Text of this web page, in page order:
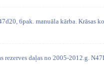
6pak. manuāla kārba. Krāsas
rezerves daļas no 2005-2012.g.